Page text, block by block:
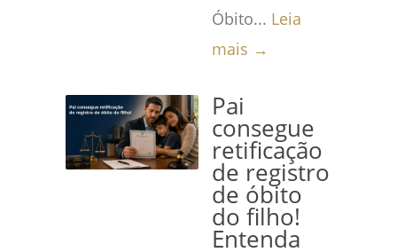
Óbito... Leia
mais →
Pai
consegue
retificação
de registro
de óbito
do filho!
Entenda